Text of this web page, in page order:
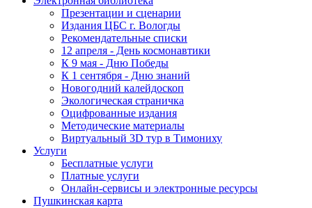
Презентации и сценарии
Издания ЦБС г. Вологды
Рекомендательные списки
12 апреля - День космонавтики
К 9 мая - Дню Победы
К 1 сентября - Дню знаний
Новогодний калейдоскоп
Экологическая страничка
Оцифрованные издания
Методические материалы
Виртуальный 3D тур в Тимониху
Услуги
Бесплатные услуги
Платные услуги
Онлайн-сервисы и электронные ресурсы
Пушкинская карта